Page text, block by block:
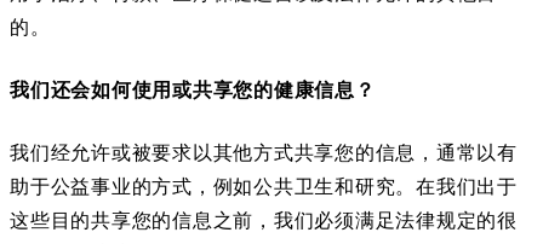
的。
我们还会如何使用或共享您的健康信息？
我们经允许或被要求以其他方式共享您的信息，通常以有
助于公益事业的方式，例如公共卫生和研究。在我们出于
这些目的共享您的信息之前，我们必须满足法律规定的很